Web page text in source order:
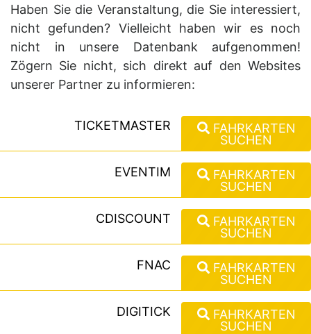
Haben Sie die Veranstaltung, die Sie interessiert,
nicht gefunden? Vielleicht haben wir es noch
nicht in unsere Datenbank aufgenommen!
Zögern Sie nicht, sich direkt auf den Websites
unserer Partner zu informieren:
TICKETMASTER
FAHRKARTEN
SUCHEN
EVENTIM
FAHRKARTEN
SUCHEN
CDISCOUNT
FAHRKARTEN
SUCHEN
FNAC
FAHRKARTEN
SUCHEN
DIGITICK
FAHRKARTEN
SUCHEN